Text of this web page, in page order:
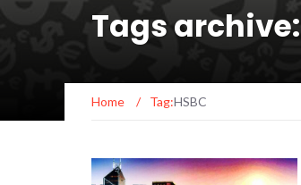
Tags archive:
Home / Tag:HSBC